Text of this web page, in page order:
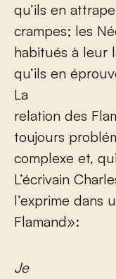
qu’ils en
crampes; les
habitués à leur
qu’ils en
La
relation des
toujours
complexe et,
L’écrivain
l’exprime dans
Flamand»:
Je